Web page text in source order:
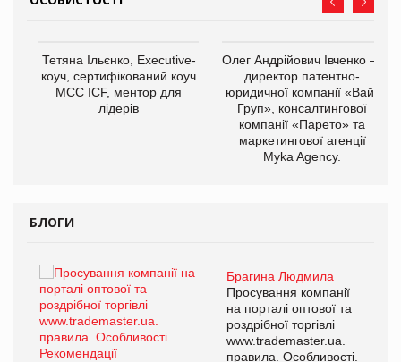
Тетяна Ільєнко, Executive-
коуч, сертифікований коуч
МСС ICF, ментор для
лідерів
Олег Андрійович Івченко —
директор патентно-
юридичної компанії «Вайз
Груп», консалтингової
компанії «Парето» та
маркетингової агенції
Myka Agency.
БЛОГИ
Брагина Людмила
Просування компанії
на порталі оптової та
роздрібної торгівлі
www.trademaster.ua.
правила. Особливості.